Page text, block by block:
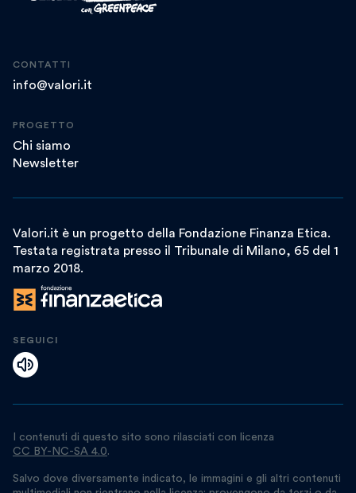
CONTATTI
info@valori.it
PROGETTO
Chi siamo
Newsletter
Valori.it è un progetto della Fondazione Finanza Etica.
Testata registrata presso il Tribunale di Milano, 65 del 1
marzo 2018.
SEGUICI
I contenuti di questo sito sono rilasciati con licenza
CC BY-NC-SA 4.0.
Salvo dove diversamente indicato, le immagini e gli altri contenuti